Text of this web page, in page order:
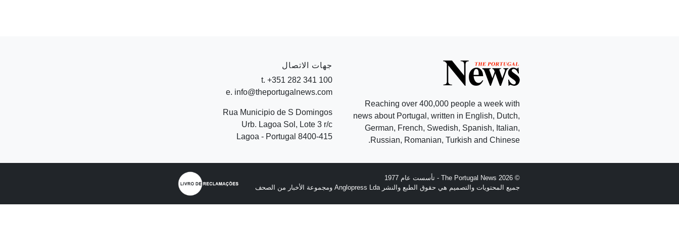
Reaching over 400,000 people a week with
news about Portugal, written in English, Dutch,
German, French, Swedish, Spanish, Italian,
Russian, Romanian, Turkish and Chinese.
جهات الاتصال
t. +351 282 341 100
e. info@theportugalnews.com
Rua Municipio de S Domingos
Urb. Lagoa Sol, Lote 3 r/c
8400-415 Lagoa - Portugal
© 2026 The Portugal News - تأسست عام 1977
جميع المحتويات والتصميم هي حقوق الطبع والنشر Anglopress Lda ومجموعة الأخبار من الصحف